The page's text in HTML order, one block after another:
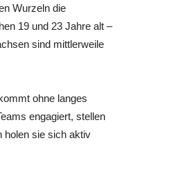
Wurzeln die
19 und 23 Jahre alt –
sind mittlerweile
ohne langes
engagiert, stellen
holen sie sich aktiv